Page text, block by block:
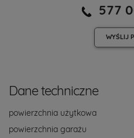
577
WYŚLIJ
Dane techniczne
powierzchnia użytkowa
powierzchnia garażu